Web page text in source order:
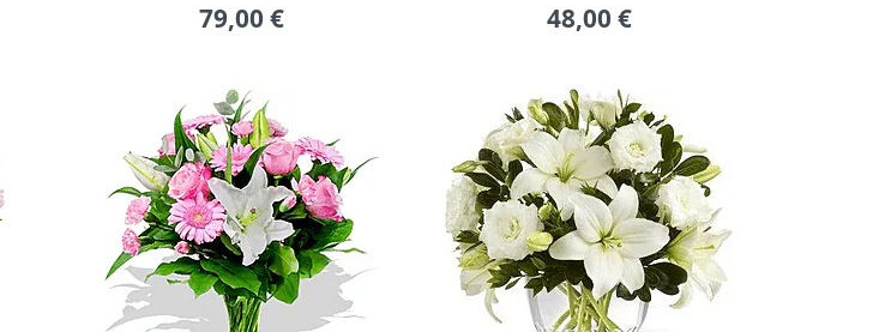
79,00 € 48,00 €